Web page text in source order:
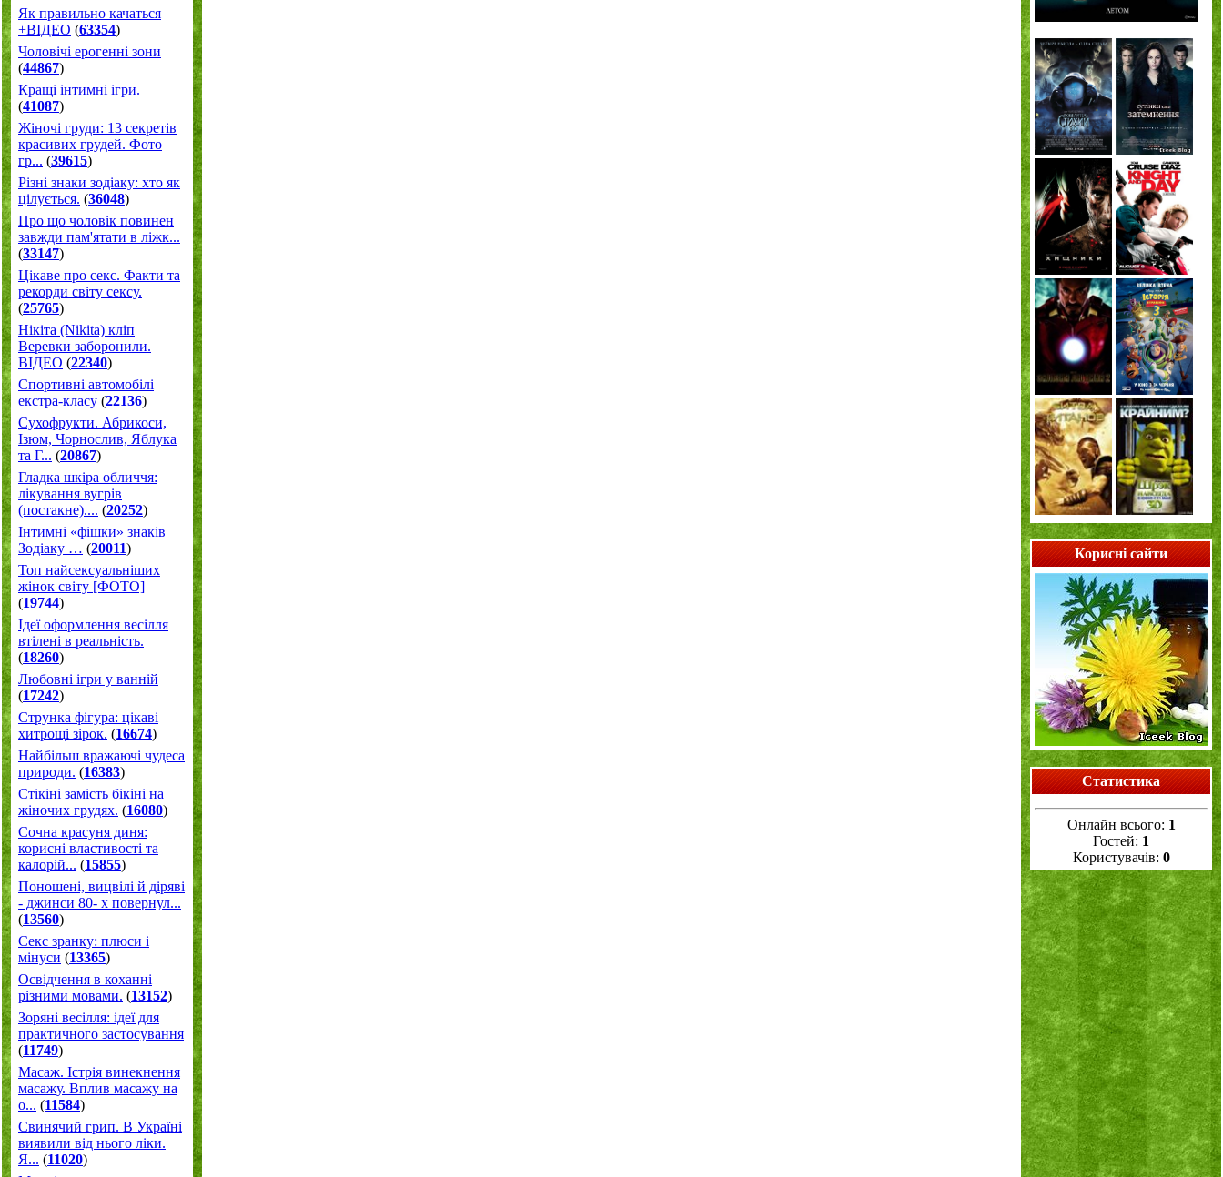
Як правильно качаться
+ВІДЕО (63354)
Чоловічі ерогенні зони
(44867)
Кращі інтимні ігри.
(41087)
Жіночі груди: 13 секретів
красивих грудей. Фото
гр... (39615)
Різні знаки зодіаку: хто як
цілується. (36048)
Про що чоловік повинен
завжди пам'ятати в ліжк...
(33147)
Цікаве про секс. Факти та
рекорди світу сексу.
(25765)
Нікіта (Nikita) кліп
Веревки заборонили.
ВІДЕО (22340)
Спортивні автомобілі
екстра-класу (22136)
Cухофрукти. Абрикоси,
Ізюм, Чорнослив, Яблука
та Г... (20867)
Гладка шкіра обличчя:
лікування вугрів
(постакне).... (20252)
Інтимні «фішки» знаків
Зодіаку … (20011)
Топ найсексуальніших
жінок світу [ФОТО]
(19744)
Ідеї оформлення весілля
втілені в реальність.
(18260)
Любовні ігри у ванній
(17242)
Струнка фігура: цікаві
хитрощі зірок. (16674)
Найбільш вражаючі чудеса
природи. (16383)
Стікіні замість бікіні на
жіночих грудях. (16080)
Сочна красуня диня:
корисні властивості та
калорій... (15855)
Поношені, вицвілі й діряві
- джинси 80- х повернул...
(13560)
Секс зранку: плюси і
мінуси (13365)
Освідчення в коханні
різними мовами. (13152)
Зоряні весілля: ідеї для
практичного застосування
(11749)
Масаж. Істрія винекнення
масажу. Вплив масажу на
о... (11584)
Свинячий грип. В Україні
виявили від нього ліки.
Я... (11020)
Корисні сайти
Статистика
Онлайн всього: 1
Гостей: 1
Користувачів: 0